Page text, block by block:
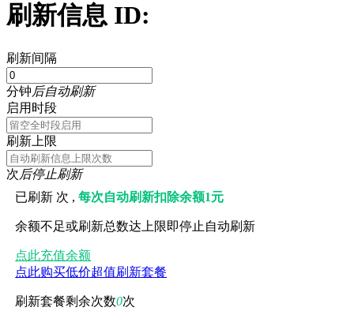
刷新信息 ID:
刷新间隔
分钟后自动刷新
启用时段
刷新上限
次后停止刷新
已刷新 次 ,每次自动刷新扣除余额1元
余额不足或刷新总数达上限即停止自动刷新
点此充值余额
点此购买低价超值刷新套餐
刷新套餐剩余次数0次